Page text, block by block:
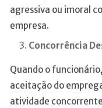
agressiva ou imoral
empresa.
Concorrência
Quando o
aceitação do
atividade